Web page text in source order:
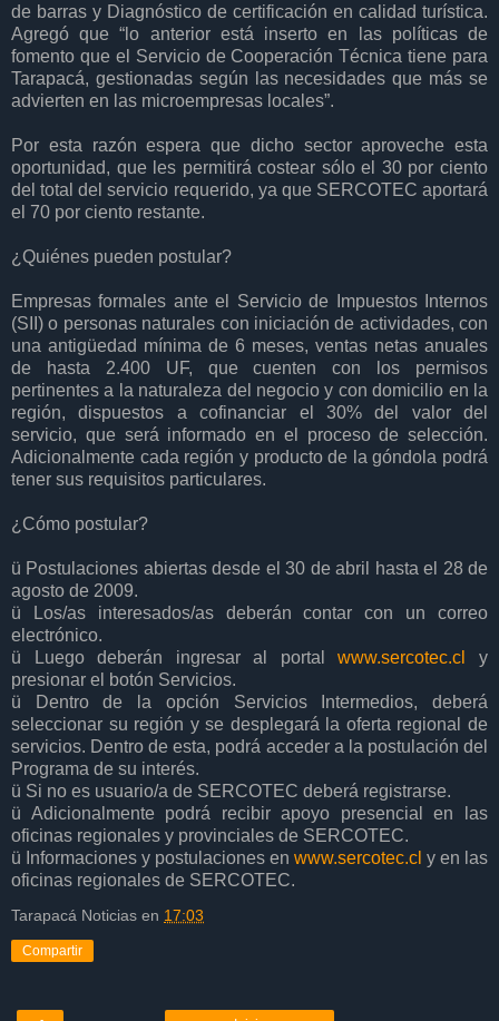
de barras y Diagnóstico de certificación en calidad turística.
Agregó que “lo anterior está inserto en las políticas de
fomento que el Servicio de Cooperación Técnica tiene para
Tarapacá, gestionadas según las necesidades que más se
advierten en las microempresas locales”.
Por esta razón espera que dicho sector aproveche esta
oportunidad, que les permitirá costear sólo el 30 por ciento
del total del servicio requerido, ya que SERCOTEC aportará
el 70 por ciento restante.
¿Quiénes pueden postular?
Empresas formales ante el Servicio de Impuestos Internos
(SII) o personas naturales con iniciación de actividades, con
una antigüedad mínima de 6 meses, ventas netas anuales
de hasta 2.400 UF, que cuenten con los permisos
pertinentes a la naturaleza del negocio y con domicilio en la
región, dispuestos a cofinanciar el 30% del valor del
servicio, que será informado en el proceso de selección.
Adicionalmente cada región y producto de la góndola podrá
tener sus requisitos particulares.
¿Cómo postular?
ü Postulaciones abiertas desde el 30 de abril hasta el 28 de
agosto de 2009.
ü Los/as interesados/as deberán contar con un correo
electrónico.
ü Luego deberán ingresar al portalwww.sercotec.cl
y
presionar el botón Servicios.
ü Dentro de la opción Servicios Intermedios, deberá
seleccionar su región y se desplegará la oferta regional de
servicios. Dentro de esta, podrá acceder a la postulación del
Programa de su interés.
ü Si no es usuario/a de SERCOTEC deberá registrarse.
ü Adicionalmente podrá recibir apoyo presencial en las
oficinas regionales y provinciales de SERCOTEC.
ü Informaciones y postulaciones en www.sercotec.cl y en las
oficinas regionales de SERCOTEC.
Tarapacá Noticias en 17:03
Compartir